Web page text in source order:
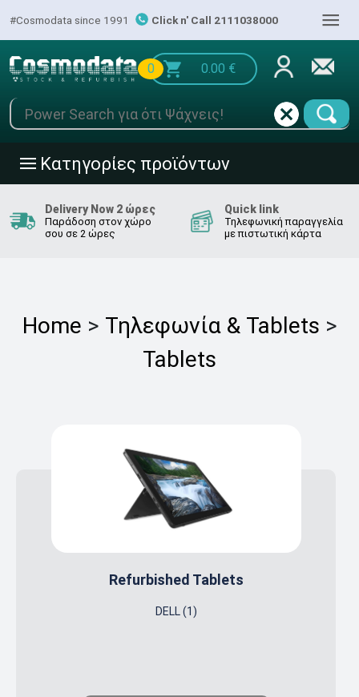
#Cosmodata since 1991 Click n' Call 2111038000 |||
0 0.00 €
||| Κατηγορίες προϊόντων
Delivery Now 2 ώρες
Παράδοση στον χώρο
σου σε 2 ώρες
Quick link
Τηλεφωνική παραγγελία
με πιστωτική κάρτα
Home > Τηλεφωνία & Tablets >
Tablets
Refurbished Tablets
DELL (1)